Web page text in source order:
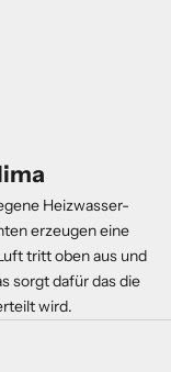
Heizwasser-
erzeugen eine
tritt oben aus und
sorgt dafür das die
wird.